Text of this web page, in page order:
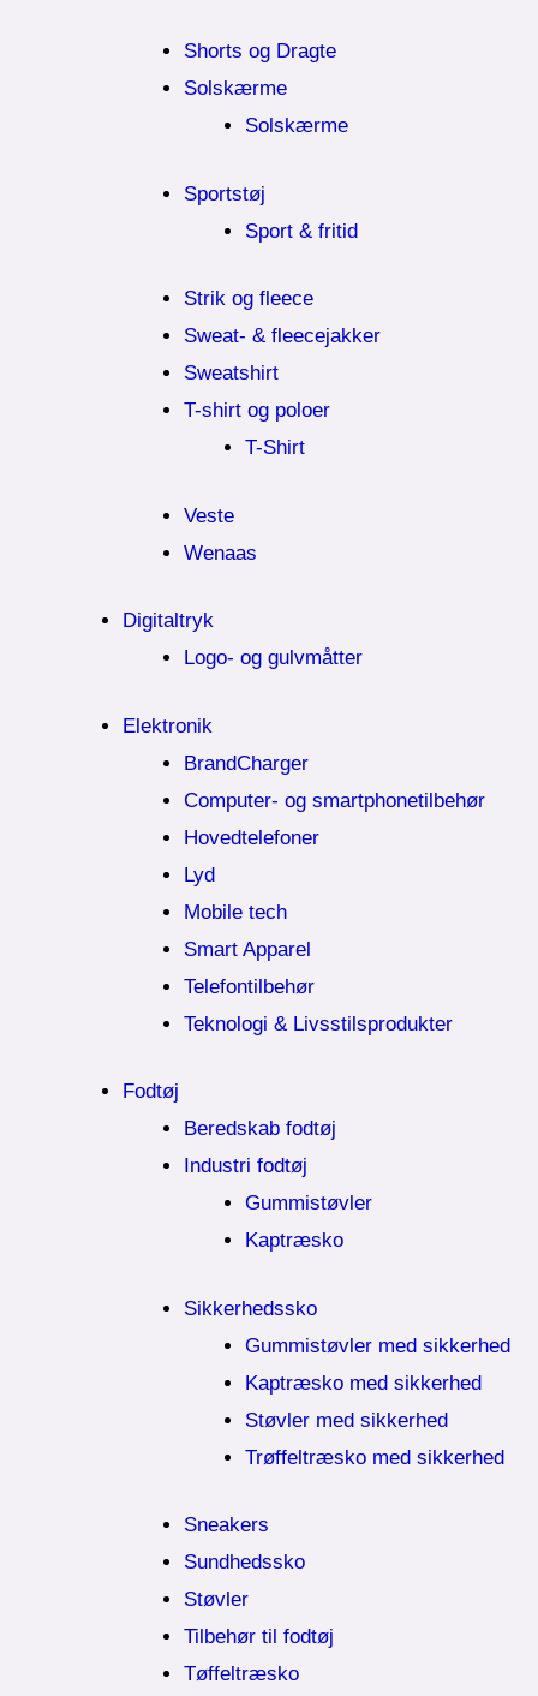
Shorts og Dragte
Solskærme
Solskærme
Sportstøj
Sport & fritid
Strik og fleece
Sweat- & fleecejakker
Sweatshirt
T-shirt og poloer
T-Shirt
Veste
Wenaas
Digitaltryk
Logo- og gulvmåtter
Elektronik
BrandCharger
Computer- og smartphonetilbehør
Hovedtelefoner
Lyd
Mobile tech
Smart Apparel
Telefontilbehør
Teknologi & Livsstilsprodukter
Fodtøj
Beredskab fodtøj
Industri fodtøj
Gummistøvler
Kaptræsko
Sikkerhedssko
Gummistøvler med sikkerhed
Kaptræsko med sikkerhed
Støvler med sikkerhed
Trøffeltræsko med sikkerhed
Sneakers
Sundhedssko
Støvler
Tilbehør til fodtøj
Tøffeltræsko